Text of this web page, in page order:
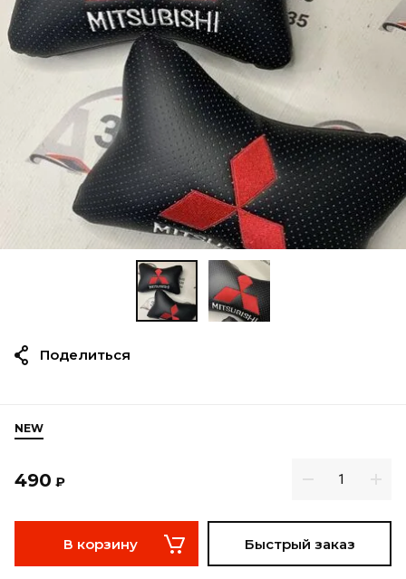
NEW
490 ₽
В корзину Быстрый заказ
Поделиться